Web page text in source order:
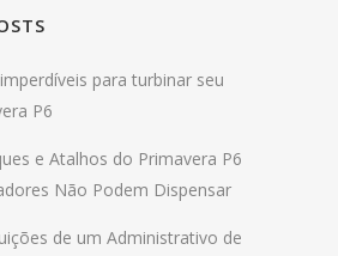
para turbinar seu
P6
e Atalhos do Primavera P6
Não Podem Dispensar
de um Administrativo de